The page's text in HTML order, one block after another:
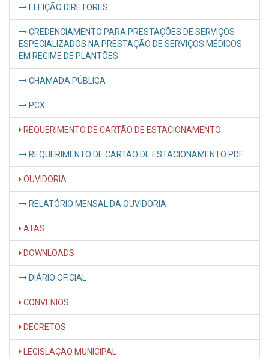
ELEIÇÃO DIRETORES
CREDENCIAMENTO PARA PRESTAÇÕES DE SERVIÇOS
ESPECIALIZADOS NA PRESTAÇÃO DE SERVIÇOS MÉDICOS
EM REGIME DE PLANTÕES
CHAMADA PÚBLICA
PCX
REQUERIMENTO DE CARTÃO DE ESTACIONAMENTO
REQUERIMENTO DE CARTÃO DE ESTACIONAMENTO PDF
OUVIDORIA
RELATÓRIO MENSAL DA OUVIDORIA
ATAS
DOWNLOADS
DIÁRIO OFICIAL
CONVENIOS
DECRETOS
LEGISLAÇÃO MUNICIPAL